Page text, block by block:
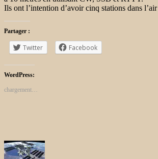
Ils ont l’intention d’avoir cinq stations dans l’air
Partager :
Twitter Facebook
WordPress:
chargement…